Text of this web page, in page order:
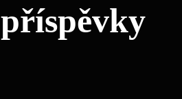
příspěvky